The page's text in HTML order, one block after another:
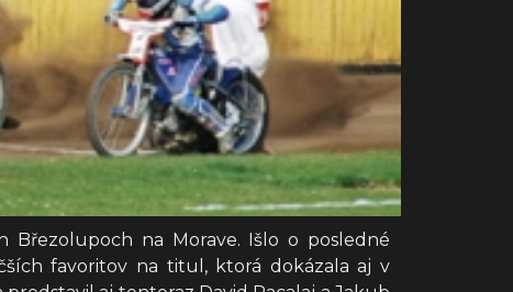
na Morave. Išlo o posledné
favoritov na titul, ktorá dokázala aj v